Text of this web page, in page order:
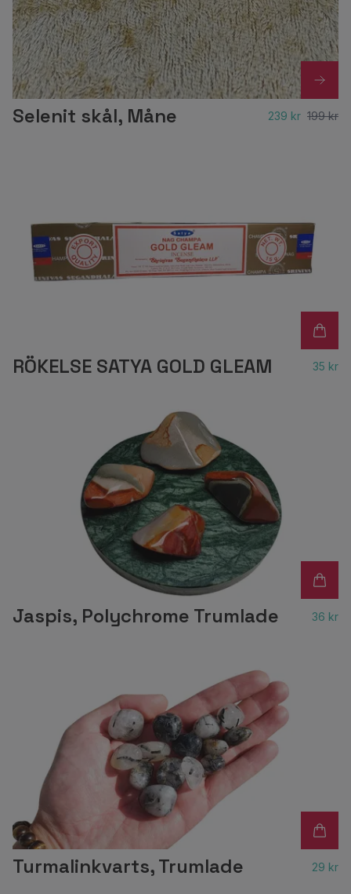
Selenit skål, Måne 239 kr 199 kr
RÖKELSE SATYA GOLD GLEAM 35 kr
Jaspis, Polychrome Trumlade 36 kr
Turmalinkvarts, Trumlade 29 kr